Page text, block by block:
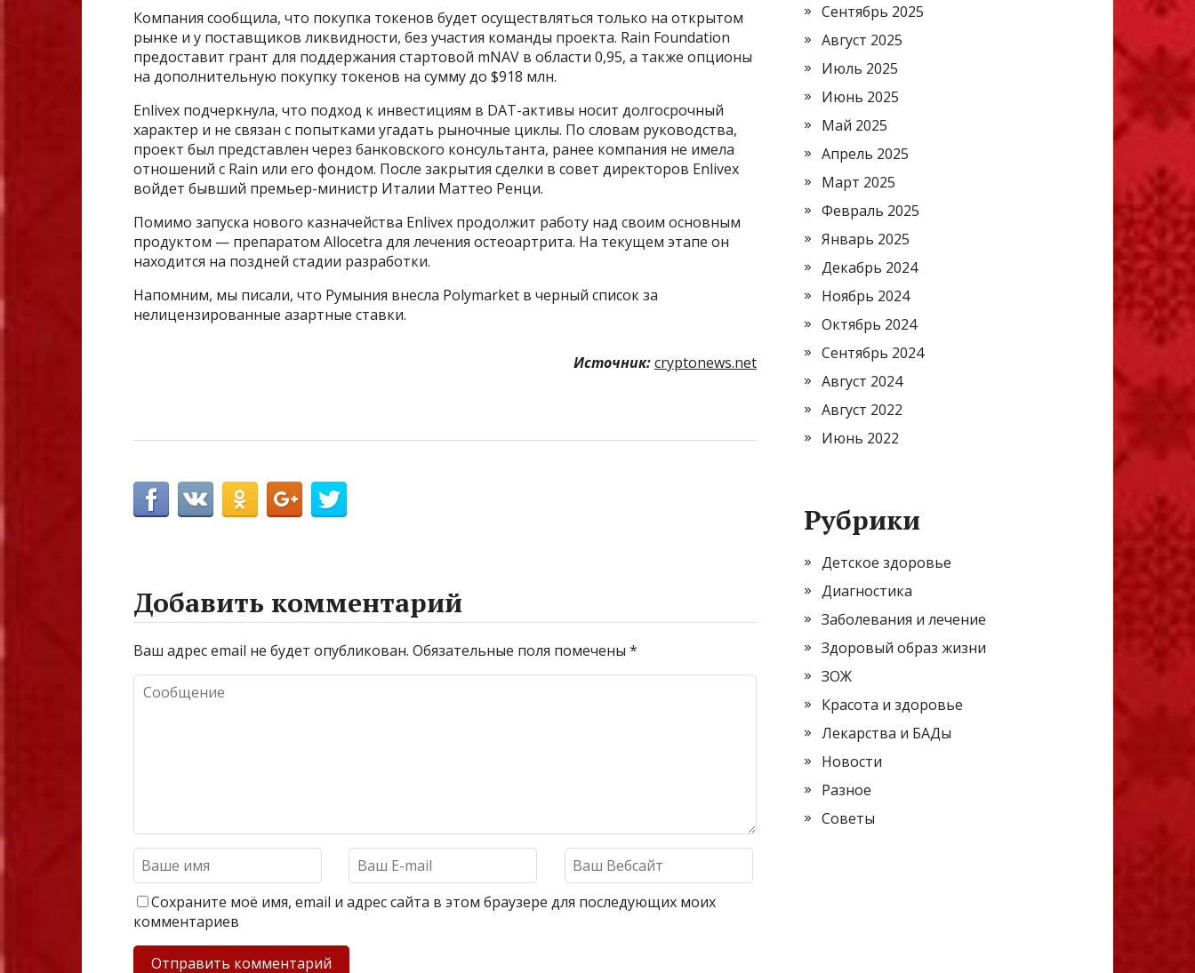
Компания сообщила, что покупка токенов будет осуществляться только на открытом
рынке и у поставщиков ликвидности, без участия команды проекта. Rain Foundation
предоставит грант для поддержания стартовой mNAV в области 0,95, а также опционы
на дополнительную покупку токенов на сумму до $918 млн.
Enlivex подчеркнула, что подход к инвестициям в DAT-активы носит долгосрочный
характер и не связан с попытками угадать рыночные циклы. По словам руководства,
проект был представлен через банковского консультанта, ранее компания не имела
отношений с Rain или его фондом. После закрытия сделки в совет директоров Enlivex
войдет бывший премьер-министр Италии Маттео Ренци.
Помимо запуска нового казначейства Enlivex продолжит работу над своим основным
продуктом — препаратом Allocetra для лечения остеоартрита. На текущем этапе он
находится на поздней стадии разработки.
Напомним, мы писали, что Румыния внесла Polymarket в черный список за
нелицензированные азартные ставки.
Источник:cryptonews.net
Добавить комментарий
Ваш адрес email не будет опубликован. Обязательные поля помечены *
Сохраните моё имя, email и адрес сайта в этом браузере для последующих моих
комментариев
Сентябрь 2025
Август 2025
Июль 2025
Июнь 2025
Май 2025
Апрель 2025
Март 2025
Февраль 2025
Январь 2025
Декабрь 2024
Ноябрь 2024
Октябрь 2024
Сентябрь 2024
Август 2024
Август 2022
Июнь 2022
Рубрики
Детское здоровье
Диагностика
Заболевания и лечение
Здоровый образ жизни
ЗОЖ
Красота и здоровье
Лекарства и БАДы
Новости
Разное
Советы